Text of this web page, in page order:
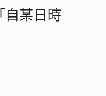
自某日時